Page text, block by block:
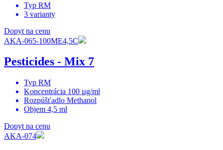
Typ RM
3 varianty
Dopyt na cenu
AKA-065-100ME4,5C
Pesticides - Mix 7
Typ RM
Koncentrácia 100 µg/ml
Rozpúšťadlo Methanol
Objem 4,5 ml
Dopyt na cenu
AKA-074